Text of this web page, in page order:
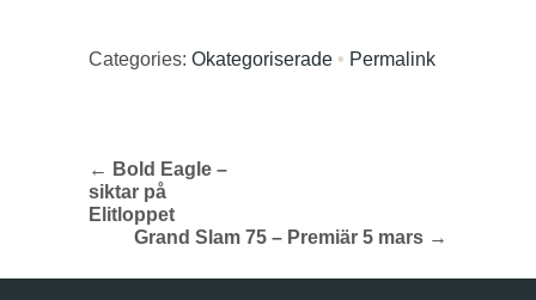
Categories: Okategoriserade • Permalink
← Bold Eagle –
siktar på
Elitloppet
Grand Slam 75 – Premiär 5 mars →